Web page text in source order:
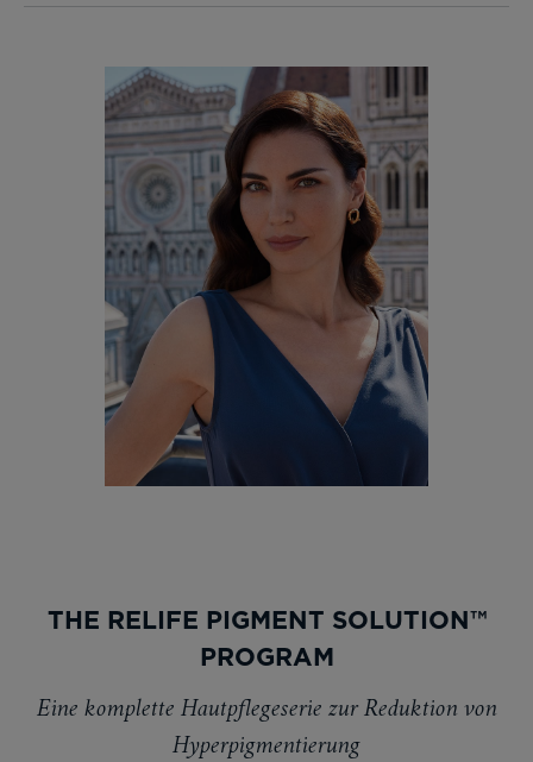
THE RELIFE PIGMENT SOLUTION™
PROGRAM
Eine komplette Hautpflegeserie zur Reduktion von
Hyperpigmentierung